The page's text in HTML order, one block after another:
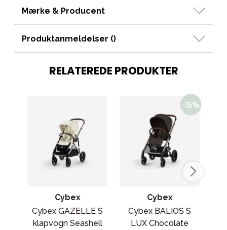
Mærke & Producent
Produktanmeldelser ()
RELATEREDE PRODUKTER
Cybex
Cybex GAZELLE S
klapvogn Seashell
Cybex
Cybex BALIOS S
LUX Chocolate